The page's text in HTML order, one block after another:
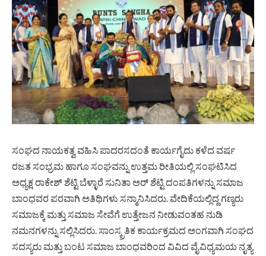
ಸಂಘದ ನಾಯಕತ್ವ ವಹಿಸಿ ಪಾದರಸದಂತೆ ಕಾರ್ಯಗೈದು ಕಳೆದ ವರ್ಷ
ರಜತ ಸಂಭ್ರಮ ಹಾಗೂ ಸಂಘವನ್ನು ಉತ್ತಮ ರೀತಿಯಲ್ಲಿ ಸಂಘಟಿಸಿದ
ಅಧ್ಯಕ್ಷ ರಾಕೇಶ್ ಶೆಟ್ಟಿ ಬೆಳ್ಳಾರೆ ಸುನಿತಾ ಅರ್ ಶೆಟ್ಟಿ ದಂಪತಿಗಳನ್ನು ಸಮಾಜ
ಬಾಂಧವರ ಪರವಾಗಿ ಅತಿಥಿಗಳು ಸನ್ಮಾನಿಸಿದರು. ವೇದಿಕೆಯಲ್ಲಿದ್ದ ಗಣ್ಯರು
ಸಮಾಜಕ್ಕೆ ಮತ್ತು ಸಮಾಜ ಸೇವೆಗೆ ಉತ್ತೇಜನ ನೀಡುವಂತಹ ನುಡಿ
ನಮನಗಳನ್ನು ಸಲ್ಲಿಸಿದರು. ಸಾಂಸ್ಕ್ರತಿಕ ಕಾರ್ಯಕ್ರಮದ ಅಂಗವಾಗಿ ಸಂಘದ
ಸದಸ್ಯರು ಮತ್ತು ಬಂಟ ಸಮಾಜ ಬಾಂಧವರಿಂದ ವಿವಿದ ವೈವಿಧ್ಯಮಯ ನೃತ್ಯ